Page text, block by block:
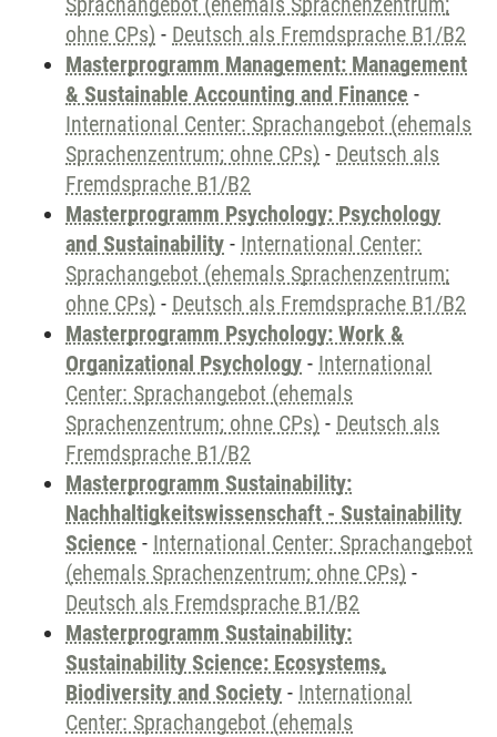
ohne CPs) - Deutsch als Fremdsprache B1/B2
Masterprogramm Management: Management
& Sustainable Accounting and Finance -
International Center: Sprachangebot (ehemals
Sprachenzentrum; ohne CPs) - Deutsch als
Fremdsprache B1/B2
Masterprogramm Psychology: Psychology
and Sustainability - International Center:
Sprachangebot (ehemals Sprachenzentrum;
ohne CPs) - Deutsch als Fremdsprache B1/B2
Masterprogramm Psychology: Work &
Organizational Psychology - International
Center: Sprachangebot (ehemals
Sprachenzentrum; ohne CPs) - Deutsch als
Fremdsprache B1/B2
Masterprogramm Sustainability:
Nachhaltigkeitswissenschaft - Sustainability
Science - International Center: Sprachangebot
(ehemals Sprachenzentrum; ohne CPs) -
Deutsch als Fremdsprache B1/B2
Masterprogramm Sustainability:
Sustainability Science: Ecosystems,
Biodiversity and Society - International
Center: Sprachangebot (ehemals